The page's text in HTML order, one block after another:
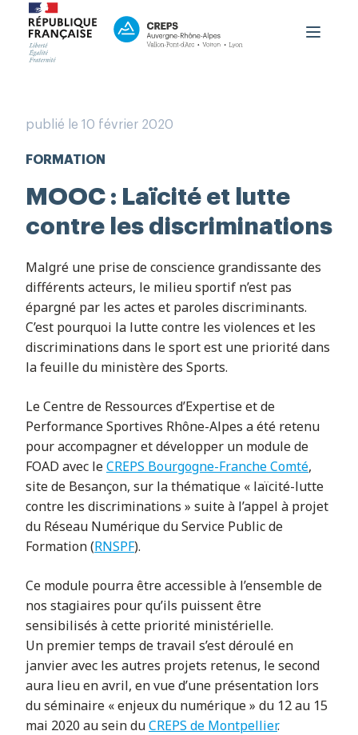
Haut niveau
Accueil du public
OutLab
PRNTESN
Contact
Boutique
Espace Personnel
Rechercher
publié le 10 février 2020
FORMATION
MOOC : Laïcité et lutte
contre les discriminations
Malgré une prise de conscience grandissante des
différents acteurs, le milieu sportif n’est pas
épargné par les actes et paroles discriminants.
C’est pourquoi la lutte contre les violences et les
discriminations dans le sport est une priorité dans
la feuille du ministère des Sports.
Le Centre de Ressources d’Expertise et de
Performance Sportives Rhône-Alpes a été retenu
pour accompagner et développer un module de
FOAD avec leCREPS Bourgogne-Franche Comté,
site de Besançon, sur la thématique « laïcité-lutte
contre les discriminations » suite à l’appel à projet
du Réseau Numérique du Service Public de
Formation (RNSPF).
Ce module pourra être accessible à l’ensemble de
nos stagiaires pour qu’ils puissent être
sensibilisés à cette priorité ministérielle.
Un premier temps de travail s’est déroulé en
janvier avec les autres projets retenus, le second
aura lieu en avril, en vue d’une présentation lors
du séminaire « enjeux du numérique » du 12 au 15
mai 2020 au sein duCREPS de Montpellier.